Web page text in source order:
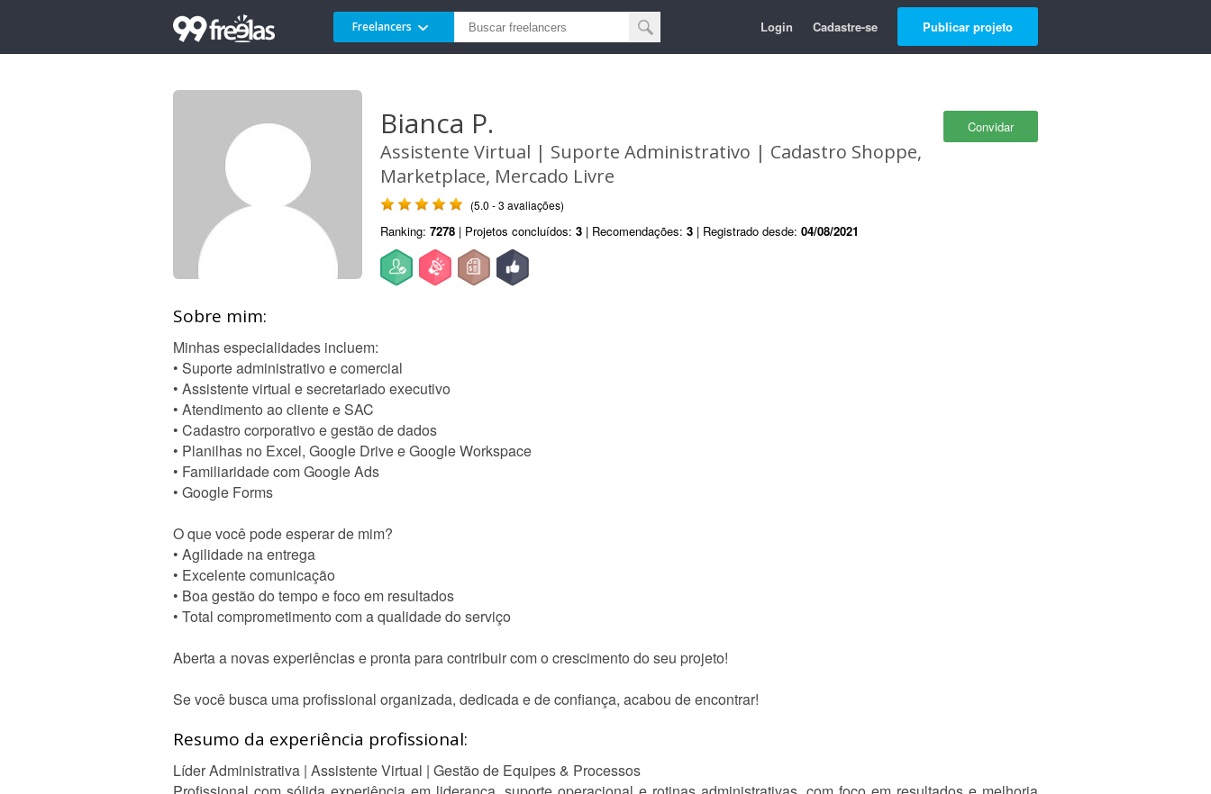
Freelancers Login Cadastre-se Publicar projeto
Convidar
Bianca P.
Assistente Virtual | Suporte Administrativo | Cadastro Shoppe,
Marketplace, Mercado Livre
(5.0 - 3 avaliações)
Ranking: 7278 | Projetos concluídos: 3 | Recomendações: 3 | Registrado desde: 04/08/2021
Sobre mim:
Minhas especialidades incluem:
• Suporte administrativo e comercial
• Assistente virtual e secretariado executivo
• Atendimento ao cliente e SAC
• Cadastro corporativo e gestão de dados
• Planilhas no Excel, Google Drive e Google Workspace
• Familiaridade com Google Ads
• Google Forms
O que você pode esperar de mim?
• Agilidade na entrega
• Excelente comunicação
• Boa gestão do tempo e foco em resultados
• Total comprometimento com a qualidade do serviço
Aberta a novas experiências e pronta para contribuir com o crescimento do seu projeto!
Se você busca uma profissional organizada, dedicada e de confiança, acabou de encontrar!
Resumo da experiência profissional:
Líder Administrativa | Assistente Virtual | Gestão de Equipes & Processos